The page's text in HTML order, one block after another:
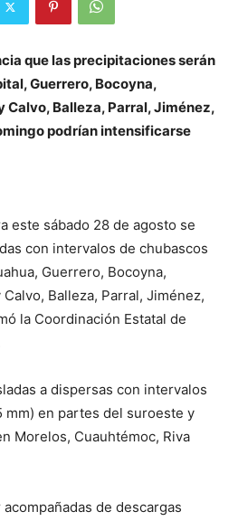
que las precipitaciones serán
Guerrero, Bocoyna,
Calvo, Balleza, Parral, Jiménez,
podrían intensificarse
este sábado 28 de agosto se
con intervalos de chubascos
Guerrero, Bocoyna,
Balleza, Parral, Jiménez,
la Coordinación Estatal de
a dispersas con intervalos
mm) en partes del suroeste y
Morelos, Cuauhtémoc, Riva
de descargas